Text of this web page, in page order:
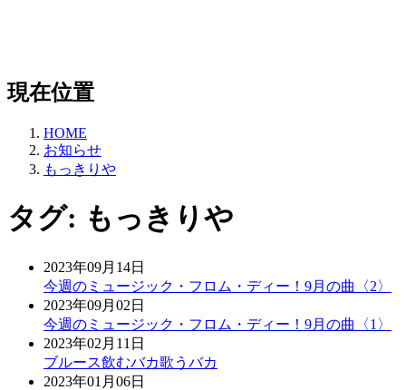
現在位置
HOME
お知らせ
もっきりや
タグ: もっきりや
2023年09月14日
今週のミュージック・フロム・ディー！9月の曲〈2〉
2023年09月02日
今週のミュージック・フロム・ディー！9月の曲〈1〉
2023年02月11日
ブルース飲むバカ歌うバカ
2023年01月06日